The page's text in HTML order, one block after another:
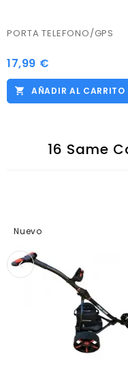
PORTA TELEFONO/GPS
Precio
17,99 €
AÑADIR AL CARRITO
16 Same
Nuevo